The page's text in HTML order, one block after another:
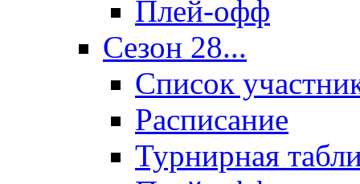
Плей-офф
Сезон 28...
Список
Расписание
Турнирная